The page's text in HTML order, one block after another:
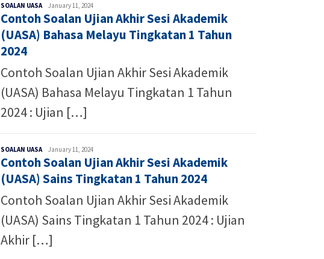
SOALAN UASAIbnu
Hafiz
January 11, 2024
Contoh Soalan Ujian Akhir Sesi Akademik
(UASA) Bahasa Melayu Tingkatan 1 Tahun
2024
Contoh Soalan Ujian Akhir Sesi Akademik
(UASA) Bahasa Melayu Tingkatan 1 Tahun
2024 : Ujian […]
SOALAN UASAIbnu
Hafiz
January 11, 2024
Contoh Soalan Ujian Akhir Sesi Akademik
(UASA) Sains Tingkatan 1 Tahun 2024
Contoh Soalan Ujian Akhir Sesi Akademik
(UASA) Sains Tingkatan 1 Tahun 2024 : Ujian
Akhir […]